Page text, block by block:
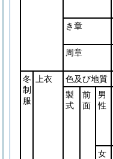
き章
周章
冬
制
服
上衣 色及び地質
製
式
前
面
男
性
女